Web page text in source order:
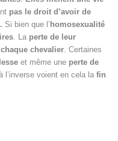
pas le droit d’avoir de
Si bien que l’ homosexualité
. La perte de leur
chevalier. Certaines
et même une perte de
l’inverse voient en cela la fin